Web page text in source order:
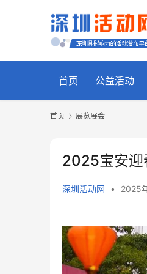
首页 公益活动
首页 展览展会
2025宝安迎
深圳活动网 • 2025